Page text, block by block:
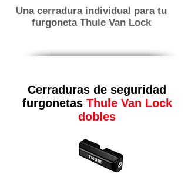
Una cerradura individual para tu
furgoneta Thule Van Lock
Cerraduras de seguridad
furgonetas Thule Van Lock
dobles